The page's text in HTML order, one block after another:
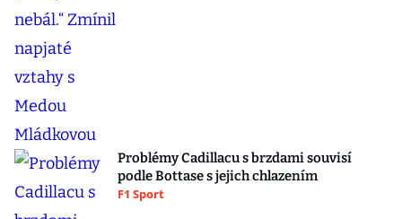
Problémy Cadillacu s brzdami souvisí
podle Bottase s jejich chlazením
F1 Sport